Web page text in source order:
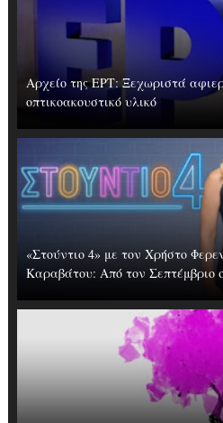
Αρχείο της ΕΡΤ: Ξεχωριστά
οπτικοακουστικό υλικό
«Στούντιο 4» με τον Χρήστο
Καραβάτου: Από τον Σεπτέμβριο